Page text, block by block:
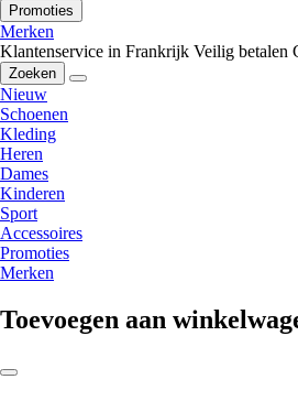
Promoties
Merken
Klantenservice in Frankrijk Veilig betalen
Zoeken
Nieuw
Schoenen
Kleding
Heren
Dames
Kinderen
Sport
Accessoires
Promoties
Merken
Toevoegen aan